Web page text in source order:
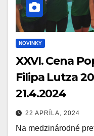
NOVINKY
XXVI. Cena
Filipa Lutza
21.4.2024
22 APRÍLA, 2024
Na medzinárodné